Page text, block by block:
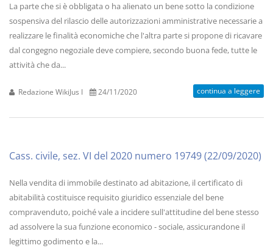
La parte che si è obbligata o ha alienato un bene sotto la condizione
sospensiva del rilascio delle autorizzazioni amministrative necessarie a
realizzare le finalità economiche che l'altra parte si propone di ricavare
dal congegno negoziale deve compiere, secondo buona fede, tutte le
attività che da...
Redazione WikiJus I 24/11/2020 continua a leggere
Cass. civile, sez. VI del 2020 numero 19749 (22/09/2020)
Nella vendita di immobile destinato ad abitazione, il certificato di
abitabilità costituisce requisito giuridico essenziale del bene
compravenduto, poiché vale a incidere sull'attitudine del bene stesso
ad assolvere la sua funzione economico - sociale, assicurandone il
legittimo godimento e la...